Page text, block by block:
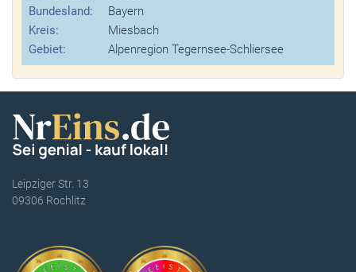
Bundesland:
Bayern
Kreis:
Miesbach
Gebiet:
Alpenregion Tegernsee-Schliersee
Leipziger Str. 13
09306 Rochlitz